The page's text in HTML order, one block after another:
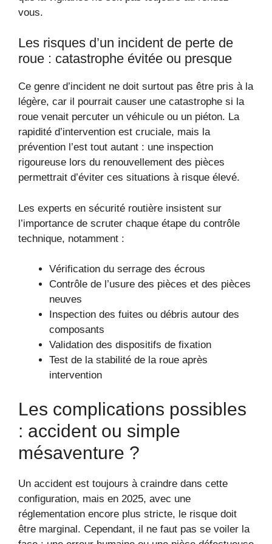
vous.
Les risques d’un incident de perte de
roue : catastrophe évitée ou presque
Ce genre d’incident ne doit surtout pas être pris à la
légère, car il pourrait causer une catastrophe si la
roue venait percuter un véhicule ou un piéton. La
rapidité d’intervention est cruciale, mais la
prévention l’est tout autant : une inspection
rigoureuse lors du renouvellement des pièces
permettrait d’éviter ces situations à risque élevé.
Les experts en sécurité routière insistent sur
l’importance de scruter chaque étape du contrôle
technique, notamment :
Vérification du serrage des écrous
Contrôle de l’usure des pièces et des pièces
neuves
Inspection des fuites ou débris autour des
composants
Validation des dispositifs de fixation
Test de la stabilité de la roue après
intervention
Les complications possibles
: accident ou simple
mésaventure ?
Un accident est toujours à craindre dans cette
configuration, mais en 2025, avec une
réglementation encore plus stricte, le risque doit
être marginal. Cependant, il ne faut pas se voiler la